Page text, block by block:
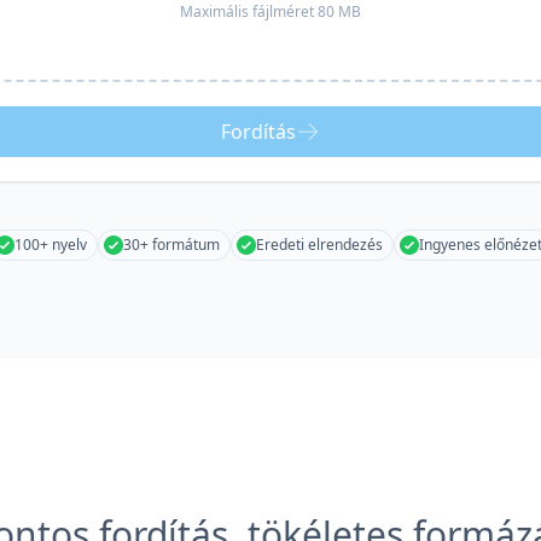
Maximális fájlméret 80 MB
Fordítás
100+ nyelv 30+ formátum Eredeti elrendezés Ingyenes előnézet